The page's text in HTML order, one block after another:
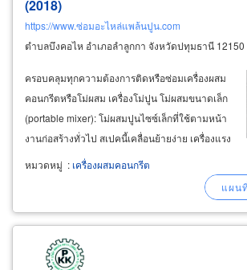
(2018)
https://www.ซ่อมอะไหล่แพล้นปูน.com
ตำบลบึงคอไห อำเภอลำลูกกา จังหวัดปทุมธานี 12150
ครอบคลุมทุกความต้องการติดหรือซ่อมเครื่องผสม
คอนกรีตหรือโม่ผสม เครื่องโม่ปูน โม่ผสมขนาดเล็ก
(portable mixer): โม่ผสมปูนไซซ์เล็กที่ใช้ตามหน้า
งานก่อสร้างทั่วไป สเปคนี้เคลื่อนย้ายง่าย เครื่องแรง
ดี ปั่นงานไว ไม่สะดุด โม่ผสมขนาดใหญ่ (plant
mixer): เครื่องผสมขนาดใหญ่ที่ติดตั้งภายใน "แพ
หมวดหมู่ : เครื่องผสมคอนกรีต